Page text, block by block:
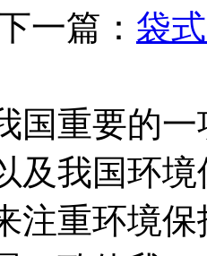
： 袋
国重要的
及我国环
注重环境